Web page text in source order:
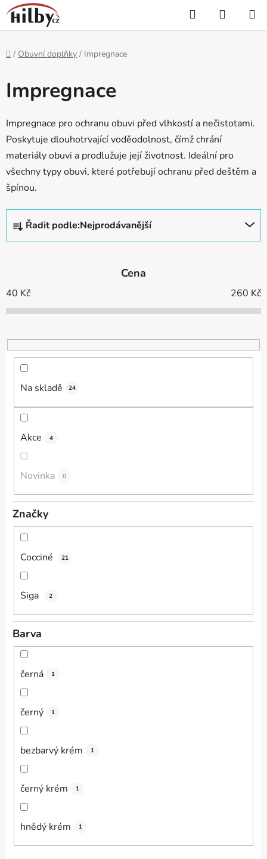
Přejít
na
obsah
Hledat
KOŠÍK
Domů
/ Obuvní doplňky / Impregnace
Impregnace
Impregnace pro ochranu obuvi před vlhkostí a nečistotami.
Poskytuje dlouhotrvající voděodolnost, čímž chrání
materiály obuvi a prodlužuje její životnost. Ideální pro
všechny typy obuvi, které potřebují ochranu před deštěm a
špínou.
Ř
z
í
p
o
d
Řadit podle:Nejprodávanější
Cena
40 Kč 260 Kč
Na skladě 24
Akce 4
Novinka 0
Značky
Cocciné 21
Siga 2
Barva
černá 1
černý 1
bezbarvý krém 1
černý krém 1
hnědý krém 1